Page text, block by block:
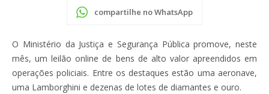
compartilhe no WhatsApp
O Ministério da Justiça e Segurança Pública promove, neste
mês, um leilão online de bens de alto valor apreendidos em
operações policiais. Entre os destaques estão uma aeronave,
uma Lamborghini e dezenas de lotes de diamantes e ouro.